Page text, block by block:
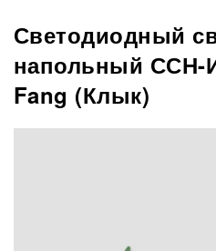
Светодиодный
напольный ССН-
Fang (Клык)